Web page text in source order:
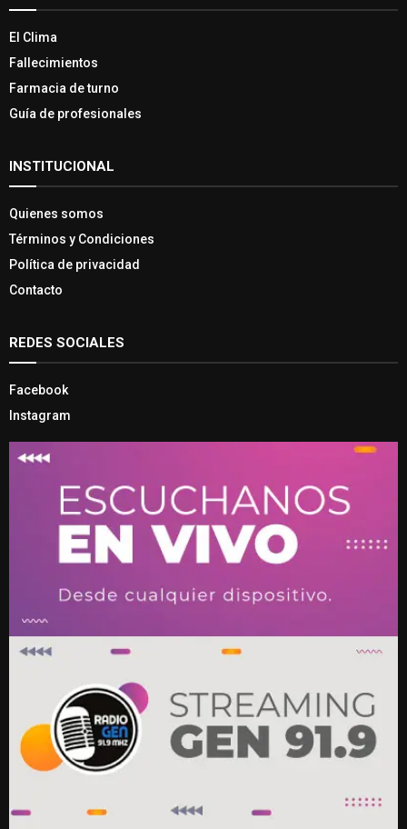
El Clima
Fallecimientos
Farmacia de turno
Guía de profesionales
INSTITUCIONAL
Quienes somos
Términos y Condiciones
Política de privacidad
Contacto
REDES SOCIALES
Facebook
Instagram